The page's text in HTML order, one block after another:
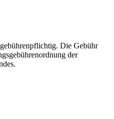
Die Gebühr
der